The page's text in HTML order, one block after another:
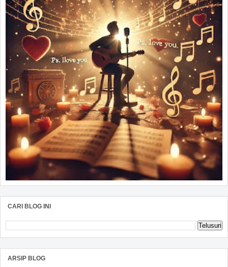
CARI BLOG INI
ARSIP BLOG